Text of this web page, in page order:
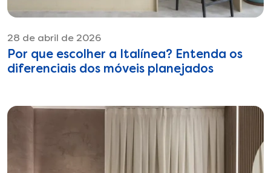
28 de abril de 2026
Por que escolher a Italínea? Entenda os
diferenciais dos móveis planejados